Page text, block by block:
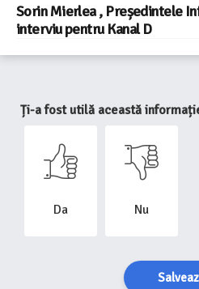
Sorin Mierlea , Președintele
interviu pentru Kanal D
Ți-a fost utilă această
Da Nu